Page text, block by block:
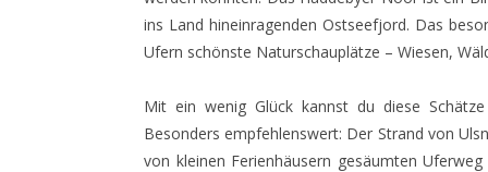
ins Land hineinragenden Ostseefjord. Das
Ufern schönste Naturschauplätze ­– Wiesen,
Mit ein wenig Glück kannst du diese
Besonders empfehlenswert: Der Strand von
von kleinen Ferienhäusern gesäumten